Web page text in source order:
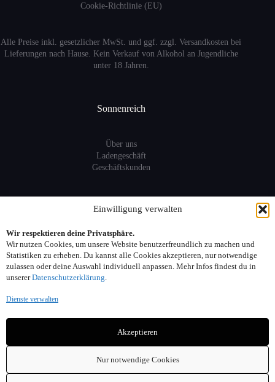
Einwilligung verwalten
Wir respektieren deine Privatsphäre.
Wir nutzen Cookies, um unsere Website benutzerfreundlich zu machen und
Statistiken zu erheben. Du kannst alle Cookies akzeptieren, nur notwendige
zulassen oder deine Auswahl individuell anpassen. Mehr Infos findest du in
unsererDatenschutzerklärung.
Dienste verwalten
Akzeptieren
Nur notwendige Cookies
Cookie-Richtlinie (EU)
Alle Preise inkl. gesetzlicher MwSt. und ggf. zzgl. Versandkosten bei
Lieferungen nach Hause. Kein Verkauf von Alkohol an Jugendliche
unter 18 Jahren.
Sonnenreich
Über uns
Ladengeschäft
Geschäftskunden
Information
Sitemap
FAQ
Adresse: Seelower Strasse 6, 10439 Berlin
Email: info(at)sonnenreich-weine.de